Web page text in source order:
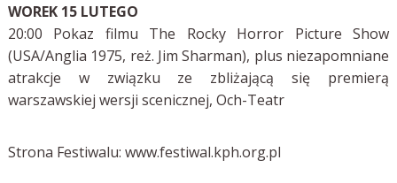
WOREK 15 LUTEGO
20:00 Pokaz filmu The Rocky Horror Picture Show
(USA/Anglia 1975, reż. Jim Sharman), plus niezapomniane
atrakcje w związku ze zbliżającą się premierą
warszawskiej wersji scenicznej, Och-Teatr
Strona Festiwalu: www.festiwal.kph.org.pl